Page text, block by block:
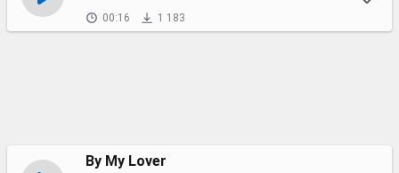
00:16 1 183
By My Lover